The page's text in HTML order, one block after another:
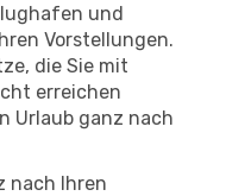
und
Vorstellungen.
die Sie mit
erreichen
Urlaub ganz nach
nach Ihren